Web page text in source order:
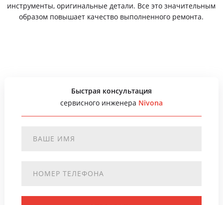
инструменты, оригинальные детали. Все это значительным
образом повышает качество выполненного ремонта.
Быстрая консультация
сервисного инженера Nivona